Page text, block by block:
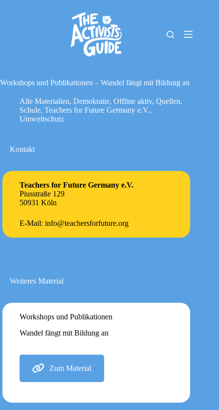
Cookie-
Richtlinie
(EU)
Workshops und Publikationen – Wandel fängt mit Bildung an
Alle Materialien, Demokratie, Offline aktiv, Quellen,
Schule, Teachers for Future Germany e.V.,
Umweltschutz
Kontakt
Teachers for Future Germany e.V.
Piusstraße 129
50931 Köln
E-Mail: info@teachersforfuture.org
Weiteres Material
Workshops und Publikationen
Wandel fängt mit Bildung an
Zum Material